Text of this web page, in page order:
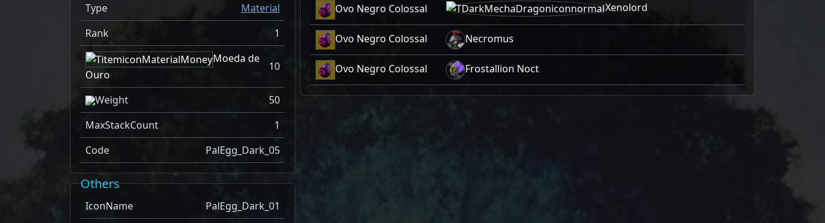
Type
Material
Rank
1
Moeda de
Ouro
10
Weight
50
MaxStackCount
1
Code
PalEgg_Dark_05
Others
IconName
PalEgg_Dark_01
Ovo Negro Colossal Xenolord
Ovo Negro Colossal Necromus
Ovo Negro Colossal Frostallion Noct